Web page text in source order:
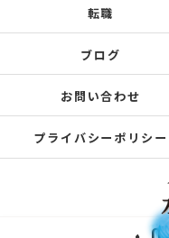
転職
ブログ
お問い合わせ
プライバシーポリシー